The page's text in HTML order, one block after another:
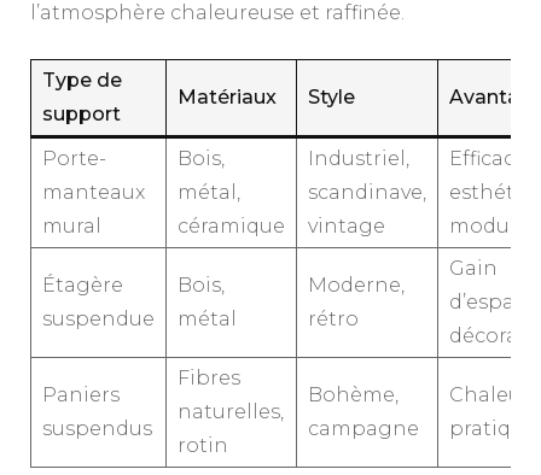
l’atmosphère chaleureuse et raffinée.
Type de
support
Matériaux Style
Porte-
manteaux
mural
Bois,
métal,
céramique
Industriel,
scandinave,
vintage
Efficace,
Étagère
suspendue
Bois,
métal
Moderne,
rétro
Gain
d’espace,
Paniers
suspendus
Fibres
naturelles,
rotin
Bohème,
campagne
pratique